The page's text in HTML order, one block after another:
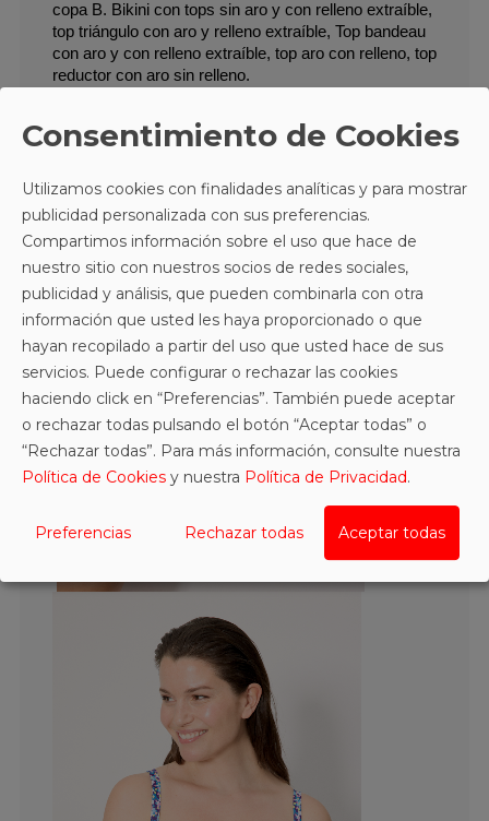
copa B. Bikini con tops sin aro y con relleno extraíble,
top triángulo con aro y relleno extraíble, Top bandeau
con aro y con relleno extraíble, top aro con relleno, top
reductor con aro sin relleno.
Consentimiento de Cookies
Utilizamos cookies con finalidades analíticas y para mostrar
publicidad personalizada con sus preferencias.
Compartimos información sobre el uso que hace de
nuestro sitio con nuestros socios de redes sociales,
publicidad y análisis, que pueden combinarla con otra
información que usted les haya proporcionado o que
hayan recopilado a partir del uso que usted hace de sus
servicios. Puede configurar o rechazar las cookies
haciendo click en “Preferencias”. También puede aceptar
o rechazar todas pulsando el botón “Aceptar todas” o
“Rechazar todas”. Para más información, consulte nuestra
Política de Cookies y nuestra Política de Privacidad.
Preferencias Rechazar todas Aceptar todas